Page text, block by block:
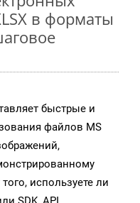
в форматы
быстрые и
файлов MS
используете ли